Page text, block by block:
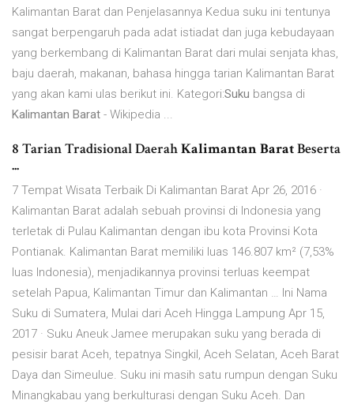
Kalimantan Barat dan Penjelasannya Kedua suku ini tentunya
sangat berpengaruh pada adat istiadat dan juga kebudayaan
yang berkembang di Kalimantan Barat dari mulai senjata khas,
baju daerah, makanan, bahasa hingga tarian Kalimantan Barat
yang akan kami ulas berikut ini. Kategori:Suku bangsa di
Kalimantan Barat - Wikipedia ...
8 Tarian Tradisional DaerahKalimantan BaratBeserta
...
7 Tempat Wisata Terbaik Di Kalimantan Barat Apr 26, 2016 ·
Kalimantan Barat adalah sebuah provinsi di Indonesia yang
terletak di Pulau Kalimantan dengan ibu kota Provinsi Kota
Pontianak. Kalimantan Barat memiliki luas 146.807 km² (7,53%
luas Indonesia), menjadikannya provinsi terluas keempat
setelah Papua, Kalimantan Timur dan Kalimantan … Ini Nama
Suku di Sumatera, Mulai dari Aceh Hingga Lampung Apr 15,
2017 · Suku Aneuk Jamee merupakan suku yang berada di
pesisir barat Aceh, tepatnya Singkil, Aceh Selatan, Aceh Barat
Daya dan Simeulue. Suku ini masih satu rumpun dengan Suku
Minangkabau yang berkulturasi dengan Suku Aceh. Dan